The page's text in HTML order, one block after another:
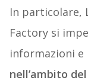
In particolare,
Factory si
informazioni e
nell’ambito